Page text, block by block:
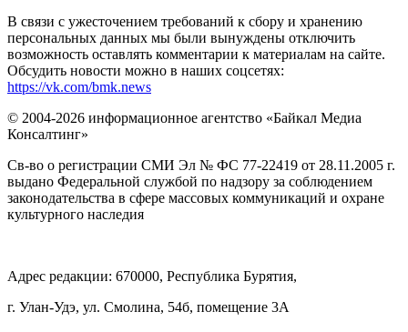
В связи с ужесточением требований к сбору и хранению
персональных данных мы были вынуждены отключить
возможность оставлять комментарии к материалам на сайте.
Обсудить новости можно в наших соцсетях:
https://vk.com/bmk.news
© 2004-2026 информационное агентство «Байкал Медиа
Консалтинг»
Св-во о регистрации СМИ Эл № ФС 77-22419 от 28.11.2005 г.
выдано Федеральной службой по надзору за соблюдением
законодательства в сфере массовых коммуникаций и охране
культурного наследия
Адрес редакции: 670000, Республика Бурятия,
г. Улан-Удэ, ул. Смолина, 54б, помещение 3А